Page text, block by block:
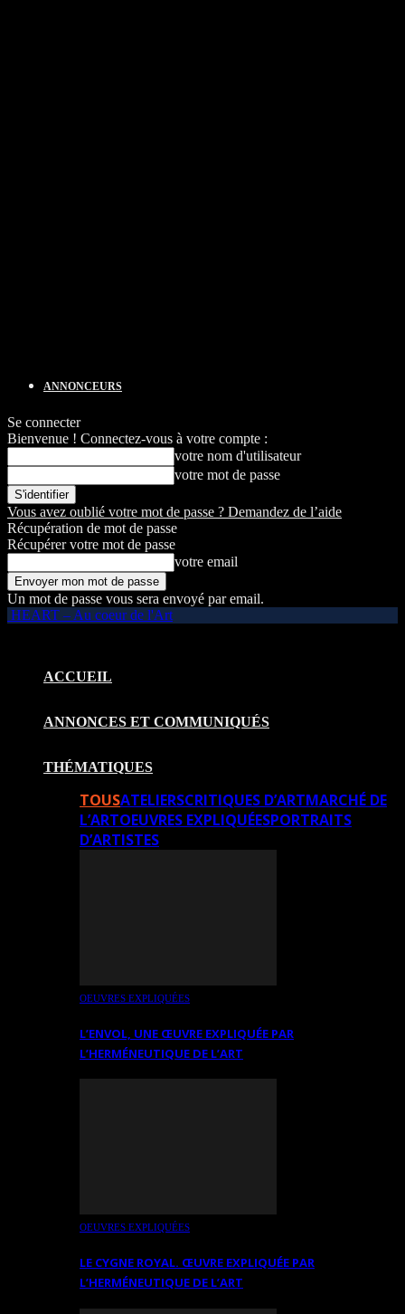
ANNONCEURS
Se connecter
Bienvenue ! Connectez-vous à votre compte :
votre nom d'utilisateur
votre mot de passe
Vous avez oublié votre mot de passe ? Demandez de l’aide
Récupération de mot de passe
Récupérer votre mot de passe
votre email
Un mot de passe vous sera envoyé par email.
HEART – Au coeur de l'Art
ACCUEIL
ANNONCES ET COMMUNIQUÉS
THÉMATIQUES
TOUSATELIERSCRITIQUES D’ARTMARCHÉ DE
L’ARTOEUVRES EXPLIQUÉESPORTRAITS
D’ARTISTES
OEUVRES EXPLIQUÉES
L’ENVOL, UNE ŒUVRE EXPLIQUÉE PAR
L’HERMÉNEUTIQUE DE L’ART
OEUVRES EXPLIQUÉES
LE CYGNE ROYAL. ŒUVRE EXPLIQUÉE PAR
L’HERMÉNEUTIQUE DE L’ART